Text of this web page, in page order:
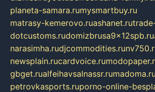
planeta-samara.rumysmartbuy.ru
matrasy-kemerovo.ruashanet.ru
dotcustoms.rudomizbrusa9x12spb.ru
narasimha.rudjcommodities.ru
newsplain.rucardvoice.ru
gbget.rualfeihavsalnassr.rumadoma.ru
petrovkasports.ruporno-online-